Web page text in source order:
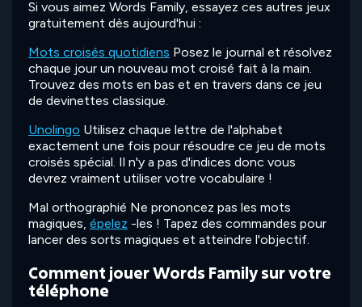
Si vous aimez Words Family, essayez ces autres jeux
gratuitement dès aujourd'hui :
Mots croisés quotidiens Posez le journal et résolvez
chaque jour un nouveau mot croisé fait à la main.
Trouvez des mots en bas et en travers dans ce jeu
de devinettes classique.
Unolingo Utilisez chaque lettre de l'alphabet
exactement une fois pour résoudre ce jeu de mots
croisés spécial. Il n'y a pas d'indices donc vous
devrez vraiment utiliser votre vocabulaire !
Mal orthographié Ne prononcez pas les mots
magiques, épelez -les ! Tapez des commandes pour
lancer des sorts magiques et atteindre l'objectif.
Comment jouer Words Family sur votre
téléphone